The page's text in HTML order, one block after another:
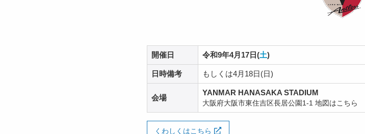
開催日 令和9年4月17日(土)
日時備考 もしくは4月18日(日)
会場
YANMAR HANASAKA STADIUM
大阪府大阪市東住吉区長居公園1-1 地図はこちら
くわしくはこちら